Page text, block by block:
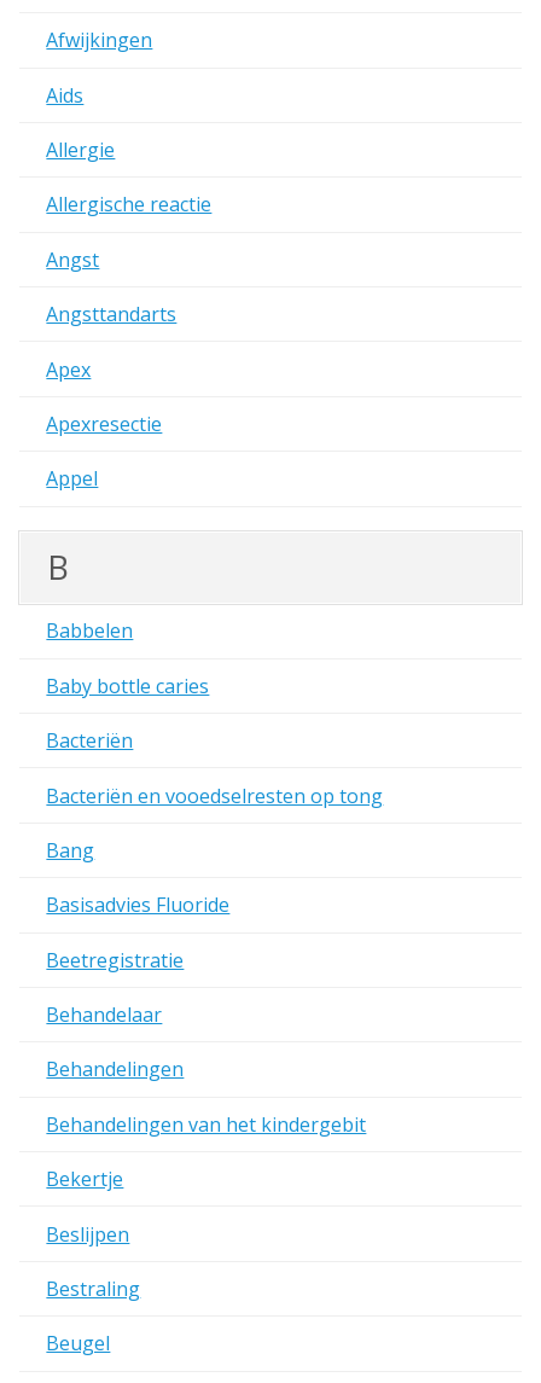
Afwijkingen
Aids
Allergie
Allergische reactie
Angst
Angsttandarts
Apex
Apexresectie
Appel
B
Babbelen
Baby bottle caries
Bacteriën
Bacteriën en vooedselresten op tong
Bang
Basisadvies Fluoride
Beetregistratie
Behandelaar
Behandelingen
Behandelingen van het kindergebit
Bekertje
Beslijpen
Bestraling
Beugel